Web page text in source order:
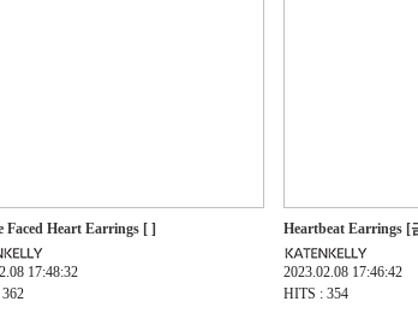
Faced Heart Earrings [ ]
17:48:32
Heartbeat Earrings [
2023.02.08 17:46:42
HITS : 354